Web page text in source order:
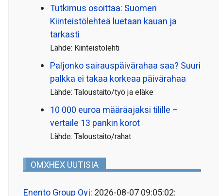
Tutkimus osoittaa: Suomen
Kiinteistölehteä luetaan kauan ja
tarkasti
Lähde: Kiinteistölehti
Paljonko sairauspäivä­rahaa saa? Suuri
palkka ei takaa korkeaa päivärahaa
Lähde: Taloustaito/työ ja eläke
10 000 euroa määräajaksi tilille –
vertaile 13 pankin korot
Lähde: Taloustaito/rahat
OMXHEX UUTISIA
Enento Group Oyj: 2026-08-07 09:05:02: